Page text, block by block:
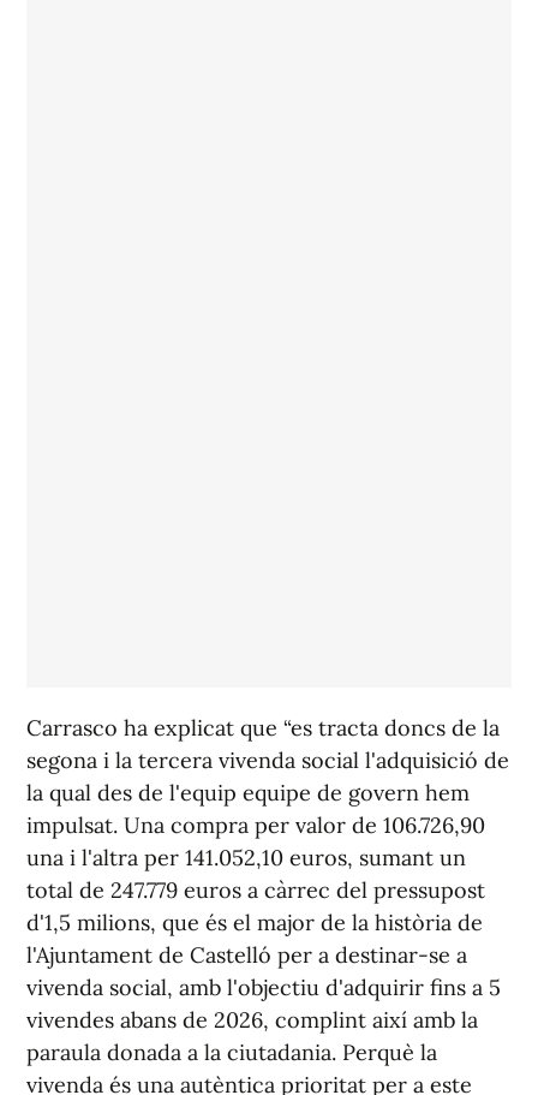
Carrasco ha explicat que “es tracta doncs de la
segona i la tercera vivenda social l'adquisició de
la qual des de l'equip equipe de govern hem
impulsat. Una compra per valor de 106.726,90
una i l'altra per 141.052,10 euros, sumant un
total de 247.779 euros a càrrec del pressupost
d'1,5 milions, que és el major de la història de
l'Ajuntament de Castelló per a destinar-se a
vivenda social, amb l'objectiu d'adquirir fins a 5
vivendes abans de 2026, complint així amb la
paraula donada a la ciutadania. Perquè la
vivenda és una autèntica prioritat per a este